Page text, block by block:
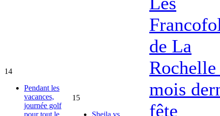
14
Pendant les
vacances,
journée golf
pour tout le
15
Sheila vs
de La
mois
fête